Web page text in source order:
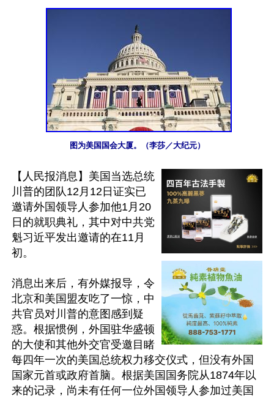
图为美国国会大厦。（李莎／大纪元）
【人民报消息】美国当选总统
川普的团队12月12日证实已
邀请外国领导人参加他1月20
日的就职典礼，其中对中共党
魁习近平发出邀请的在11月
初。
消息出来后，有外媒报导，令
北京和美国盟友吃了一惊，中
共官员对川普的意图感到疑
惑。根据惯例，外国驻华盛顿
的大使和其他外交官受邀目睹
每四年一次的美国总统权力移交仪式，但没有外国
国家元首或政府首脑。根据美国国务院从1874年以
来的记录，尚未有任何一位外国领导人参加过美国